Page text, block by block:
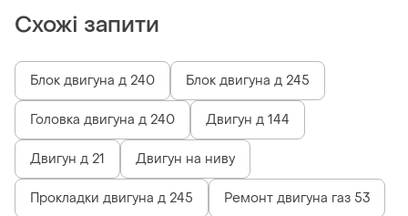
Схожі запити
Блок двигуна д 240 Блок двигуна д 245
Головка двигуна д 240 Двигун д 144
Двигун д 21 Двигун на ниву
Прокладки двигуна д 245 Ремонт двигуна газ 53